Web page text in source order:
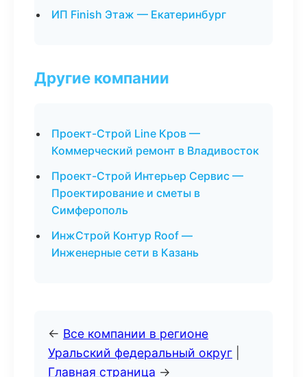
ИП Finish Этаж — Екатеринбург
Другие компании
Проект-Строй Line Кров —
Коммерческий ремонт в Владивосток
Проект-Строй Интерьер Сервис —
Проектирование и сметы в
Симферополь
ИнжСтрой Контур Roof —
Инженерные сети в Казань
← Все компании в регионе
Уральский федеральный округ
Главная страница →